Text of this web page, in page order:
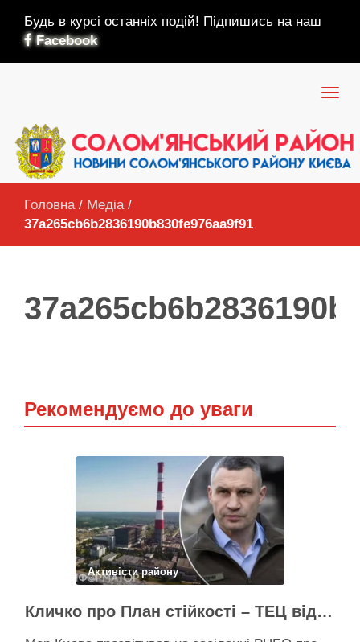
Будь в курсі останніх подій! Підпишись на наш
Facebook
Головна / Медіа /
37a265cb6b2836190b830fe976aa9f91
Рекомендуємо до уваги
Активісти району
Кличко про План стійкості – ТЕЦ відновили вже на 65%, будується захист ІІ рівня